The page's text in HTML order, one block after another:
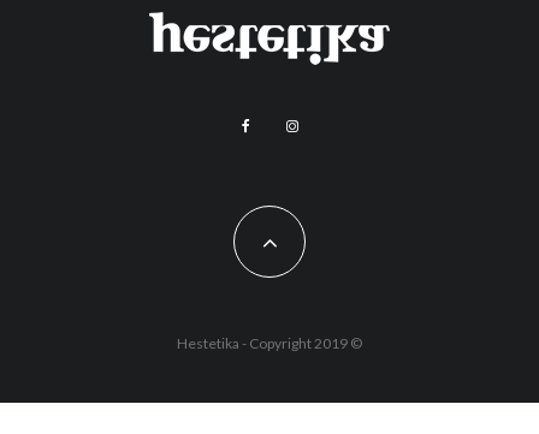
Hestetika - Copyright 2019 ©